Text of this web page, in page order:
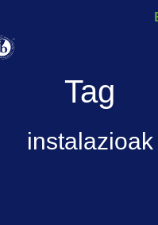
Tag
instalazioak